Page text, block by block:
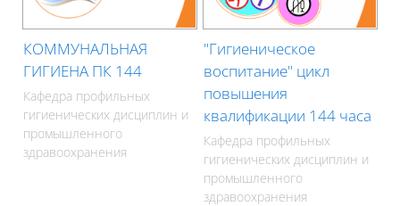
КОММУНАЛЬНАЯ
ГИГИЕНА ПК 144
Кафедра профильных
гигиенических дисциплин и
промышленного
здравоохранения
"Гигиеническое
воспитание" цикл
повышения
квалификации 144 часа
Кафедра профильных
гигиенических дисциплин и
промышленного
здравоохранения